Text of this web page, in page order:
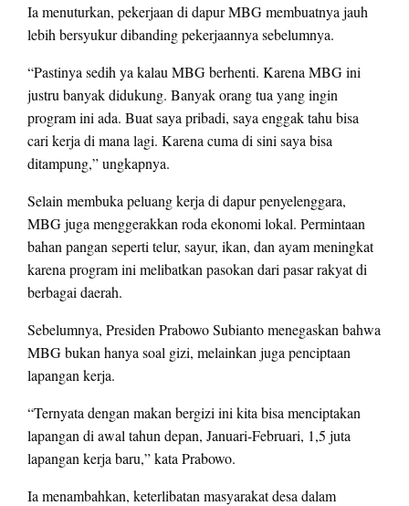
Ia menuturkan, pekerjaan di dapur MBG membuatnya jauh
lebih bersyukur dibanding pekerjaannya sebelumnya.
“Pastinya sedih ya kalau MBG berhenti. Karena MBG ini
justru banyak didukung. Banyak orang tua yang ingin
program ini ada. Buat saya pribadi, saya enggak tahu bisa
cari kerja di mana lagi. Karena cuma di sini saya bisa
ditampung,” ungkapnya.
Selain membuka peluang kerja di dapur penyelenggara,
MBG juga menggerakkan roda ekonomi lokal. Permintaan
bahan pangan seperti telur, sayur, ikan, dan ayam meningkat
karena program ini melibatkan pasokan dari pasar rakyat di
berbagai daerah.
Sebelumnya, Presiden Prabowo Subianto menegaskan bahwa
MBG bukan hanya soal gizi, melainkan juga penciptaan
lapangan kerja.
“Ternyata dengan makan bergizi ini kita bisa menciptakan
lapangan di awal tahun depan, Januari-Februari, 1,5 juta
lapangan kerja baru,” kata Prabowo.
Ia menambahkan, keterlibatan masyarakat desa dalam